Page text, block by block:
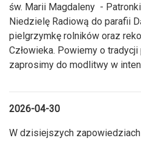
św. Marii Magdaleny -
Niedzielę Radiową do parafii
pielgrzymkę rolników oraz
Człowieka. Powiemy o
zaprosimy do modlitwy w
2026-04-30
W dzisiejszych